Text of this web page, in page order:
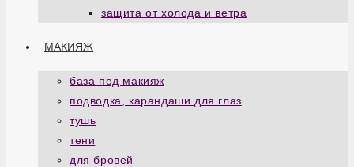
защита от холода и ветра
МАКИЯЖ
база под макияж
подводка, карандаши для глаз
тушь
тени
для бровей